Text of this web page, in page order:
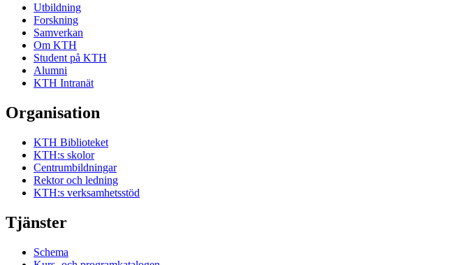
Utbildning
Forskning
Samverkan
Om KTH
Student på KTH
Alumni
KTH Intranät
Organisation
KTH Biblioteket
KTH:s skolor
Centrumbildningar
Rektor och ledning
KTH:s verksamhetsstöd
Tjänster
Schema